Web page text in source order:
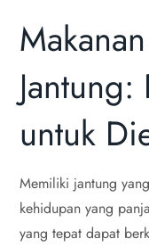
untuk
Memiliki jantung
kehidupan yang
yang tepat dapat